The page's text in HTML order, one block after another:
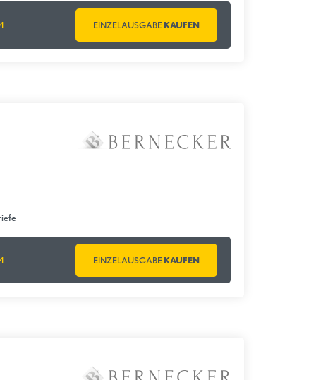
EINZELAUSGABE KAUFEN
EINZELAUSGABE KAUFEN